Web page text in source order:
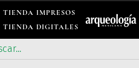
TIENDA IMPRESOS
TIENDA DIGITALES